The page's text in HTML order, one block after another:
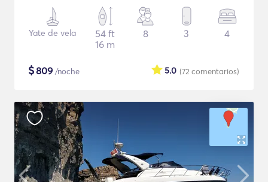
Yate de vela
54 ft
16 m
8 3 4
$809 /noche (72 comentarios)
5.0